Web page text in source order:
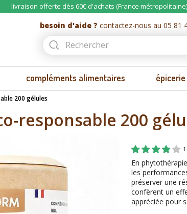
livraison offerte dès 60€ d'achats (France
besoin d'aide ? contactez-nous au 05 81
compléments alimentaires épicerie
200 gélules
responsable 200
1
En
les
préserver une
confèrent un
appréciée pour